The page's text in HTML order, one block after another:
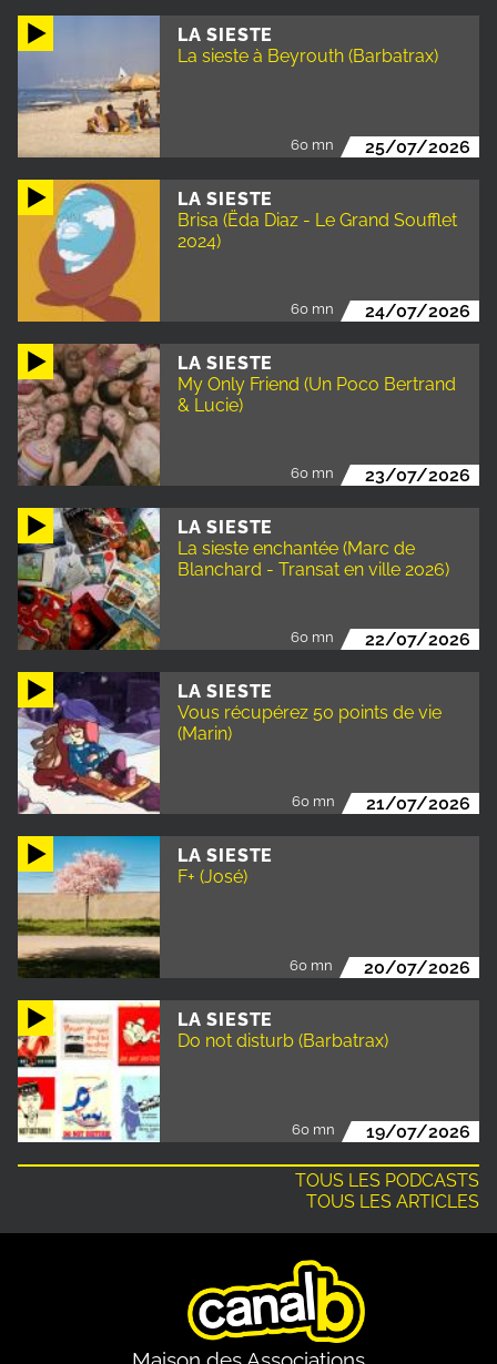
LA SIESTE
La sieste à Beyrouth (Barbatrax)
60 mn 25/07/2026
LA SIESTE
Brisa (Ëda Diaz - Le Grand Soufflet
2024)
60 mn 24/07/2026
LA SIESTE
My Only Friend (Un Poco Bertrand
& Lucie)
60 mn 23/07/2026
LA SIESTE
La sieste enchantée (Marc de
Blanchard - Transat en ville 2026)
60 mn 22/07/2026
LA SIESTE
Vous récupérez 50 points de vie
(Marin)
60 mn 21/07/2026
LA SIESTE
F+ (José)
60 mn 20/07/2026
LA SIESTE
Do not disturb (Barbatrax)
60 mn 19/07/2026
TOUS LES PODCASTS
TOUS LES ARTICLES
Maison des Associations